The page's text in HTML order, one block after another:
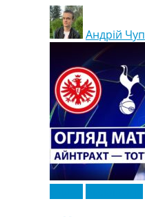
Андрій